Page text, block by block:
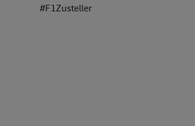
#F1Zusteller